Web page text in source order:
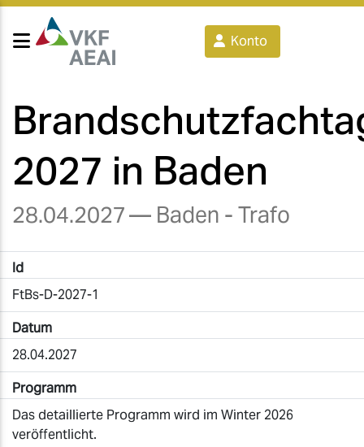
Konto
2027 in Baden
28.04.2027— Baden - Trafo
Id
FtBs-D-2027-1
Datum
28.04.2027
Programm
Das detaillierte Programm wird im Winter 2026
veröffentlicht.